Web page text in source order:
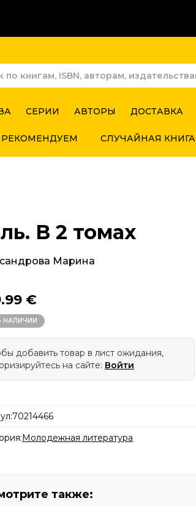
СЕРИИ АВТОРЫ ДОСТАВКА
РЕКОМЕНДУЕМ СЛУЧАЙНАЯ КНИГА
В 2 томах
Марина
€
НАЛИЧИИ
добавить товар в лист ожидания,
на сайте: Войти
70214466
Молодежная литература
также: